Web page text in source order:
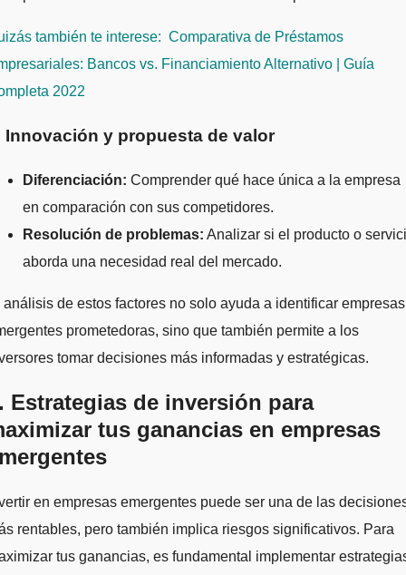
también te interese: Comparativa de Préstamos
Bancos vs. Financiamiento Alternativo | Guía
2022
Innovación y propuesta de valor
Diferenciación: Comprender qué hace única a la empresa
en comparación con sus competidores.
Resolución de problemas: Analizar si el producto o
aborda una necesidad real del mercado.
análisis de estos factores no solo ayuda a identificar empresas
prometedoras, sino que también permite a los
tomar decisiones más informadas y estratégicas.
Estrategias de inversión para
tus ganancias en empresas
en empresas emergentes puede ser una de las
rentables, pero también implica riesgos significativos. Para
tus ganancias, es fundamental implementar